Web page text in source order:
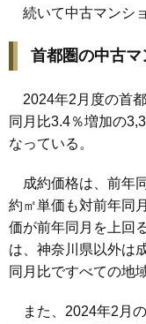
続いて中古マンシ
首都圏の中古マ
2024年2月度の首
同月比3.4％増加の
なっている。
成約価格は、前年
約㎡単価も対前年同
価が前年同月を上回
は、神奈川県以外は
同月比ですべての地
また、2024年2月